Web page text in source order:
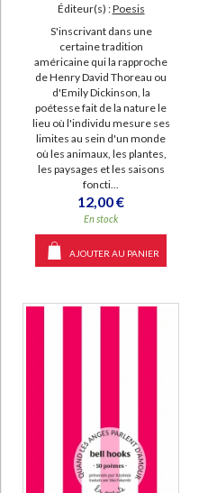
Éditeur(s) :Poesis
S'inscrivant dans une
certaine tradition
américaine qui la rapproche
de Henry David Thoreau ou
d'Emily Dickinson, la
poétesse fait de la nature le
lieu où l'individu mesure ses
limites au sein d'un monde
où les animaux, les plantes,
les paysages et les saisons
foncti...
12,00 €
En stock
AJOUTER AU PANIER